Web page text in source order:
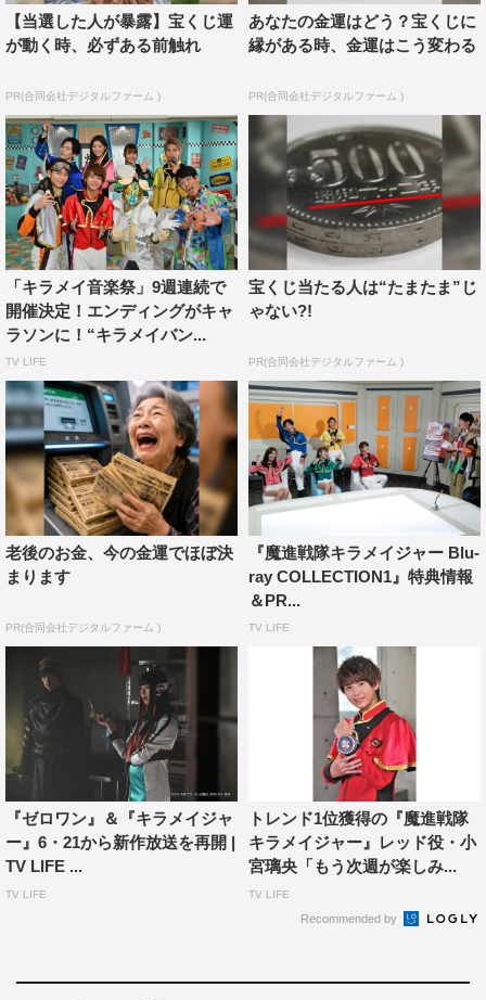
キラメイイエロー／射水為朝役の木原は、役柄について
「為朝はeスポーツ界のナンバーワンであり、キラメイジ
を出したり、率先してリーダーシップをとっていくタイ
プ」と分析。
キラメイグリーン／速見瀬奈役の新條は「私自身は体を
動かすことが苦手なので、日本記録を持つ陸上選手の瀬奈
役を頂いて“早急に走る練習をしなきゃ”と」と不安げな表
情を浮かべるも「トレーナーさんからかっこよく走れるフ
ォームを教えてもらい、試行錯誤で臨んだ陸上シーンに注
目していただきたい」とPRした。
キラメイブルー／押切時雨役の水石は「小さい頃からヒ
ーローに憧れていたので、夢がかなってとてもうれしい」
と。キラメイピンク役／大治小夜役の工藤も「小さい頃か
ら憧れの存在だった、大好きなスーパー戦隊の一員になれ
たことをすごくうれしく思います」と感激しきり。
会見には、キラメイジャーを見守る協力者・博多南無鈴
を演じる古坂大魔王も登壇。古坂大魔王は「唯一46歳なの
でなじめるかなと思ったら、まだなじめていません。充瑠
役の小宮君なんて、まだ17歳ですからね。僕が17歳の頃
なんて、ずっと鼻水が“じゅーる”って出ていましたから
（笑）」とダジャレを交えてあいさつし、会場を沸かせ
た。
スーパー戦隊史上、最もキラキラした戦隊“キラメイジ
ャー”にちなんで、「誰にも負けない自分のキラキラして
いるところ」を尋ねられた木原は「好きなことを語ってい
る時」と回答。続けて「今作でも脚本を手掛けてくださっ
ている荒川（稔久）さんが書かれていた『仮面ライダーク
ウガ』が大好きなんです。見ていた方はご存知だと思うの
【当選した人が暴露】宝くじ運
が動く時、必ずある前触れ
PR(合同会社デジタルファーム )
あなたの金運はどう？宝くじに
縁がある時、金運はこう変わる
PR(合同会社デジタルファーム )
「キラメイ音楽祭」9週連続で
開催決定！エンディングがキャ
ラソンに！“キラメイバン...
TV LIFE
宝くじ当たる人は“たまたま”じ
ゃない?!
PR(合同会社デジタルファーム )
老後のお金、今の金運でほぼ決
まります
PR(合同会社デジタルファーム )
『魔進戦隊キラメイジャー Blu-
ray COLLECTION1』特典情報
＆PR...
TV LIFE
『ゼロワン』＆『キラメイジャ
ー』6・21から新作放送を再開 |
TV LIFE ...
TV LIFE
トレンド1位獲得の『魔進戦隊
キラメイジャー』レッド役・小
宮璃央「もう次週が楽しみ...
TV LIFE
Recommended by